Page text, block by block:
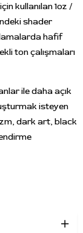
kullanılan 1oz /
shader
hafif
ton çalışmaları
ile daha açık
isteyen
dark art, black
ton çalışmaları